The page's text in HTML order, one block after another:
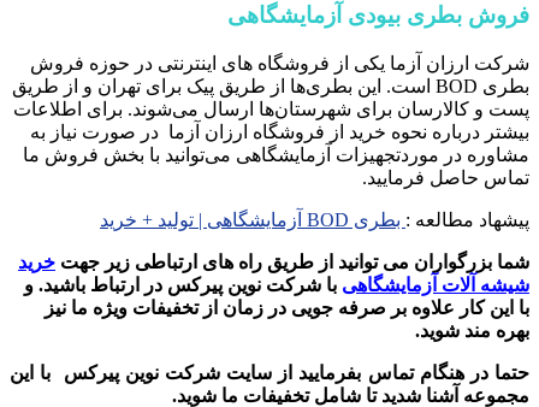
فروش بطری بیودی آزمایشگاهی
شرکت ارزان آزما یکی از فروشگاه های اینترنتی در حوزه فروش
بطری‌ BOD است. این بطری‌ها از طریق پیک برای تهران و از طریق
پست و کالارسان برای شهرستان‌ها ارسال می‌شوند. برای اطلاعات
بیشتر درباره نحوه خرید از فروشگاه ارزان آزما در صورت نیاز به
مشاوره در موردتجهیزات آزمایشگاهی می‌توانید با بخش فروش ما
تماس حاصل فرمایید.
پیشهاد مطالعه : بطری BOD آزمایشگاهی | تولید + خرید
شما بزرگواران می توانید از طریق راه های ارتباطی زیر جهت خرید
شیشه آلات آزمایشگاهی با شرکت نوین پیرکس در ارتباط باشید. و
با این کار علاوه بر صرفه جویی در زمان از تخفیفات ویژه ما نیز
بهره مند شوید.
حتما در هنگام تماس بفرمایید از سایت شرکت نوین پیرکس
با این
مجموعه آشنا شدید تا شامل تخفیفات ما شوید.